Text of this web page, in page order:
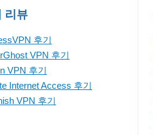
리뷰
후기
VPN 후기
VPN 후기
Internet Access 후기
VPN 후기